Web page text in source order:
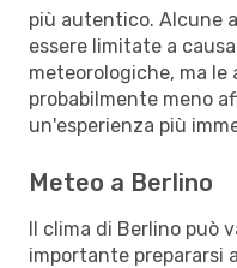
più autentico. Alcune
essere limitate a
meteorologiche, ma
probabilmente meno
un'esperienza più
Meteo a Berlino
Il clima di Berlino può
importante prepararsi